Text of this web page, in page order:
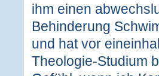
ihm einen
Behinderung
und hat vor
Theologie-Studium